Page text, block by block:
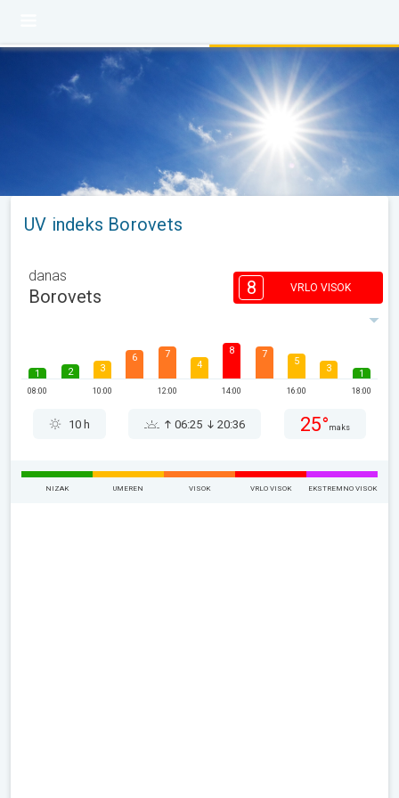
UV indeks Borovets
danas
Borovets 8 VRLO VISOK
1
08:00
2 3
10:00
6 7
12:00
4
8
14:00
7
5
16:00
3 1
18:00
10 h 06:25 20:36 25° maks
NIZAK UMEREN VISOK VRLO VISOK EKSTREMNO VISOK